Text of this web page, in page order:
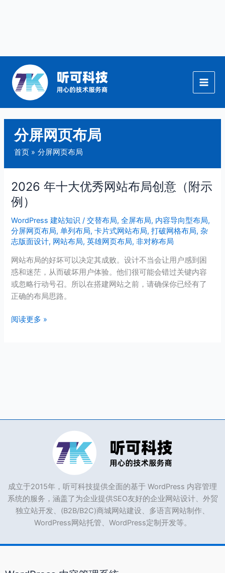
分屏网页布局
首页 分屏网页布局
2026 年十大优秀网站布局创意（附示
例）
WordPress 建站知识 /交替布局,全屏布局, 内容导向型布局,
分屏网页布局,单列布局,卡片式网站布局,打破网格布局,杂
志版面设计, 网站布局,英雄网页布局,非对称布局
网站布局的好坏可以决定其成败。设计不当会让用户感到困
惑和迷茫，从而破坏用户体验。他们很可能会错过关键内容
或忽略行动号召。所以在搭建网站之前，请确保你已经有了
正确的布局思路。
2026
年
十
大
优
秀
网
站
布
局
意
阅读更多 »
成立于2015年，听可科技提供全面的基于 WordPress 内容管理
系统的服务，涵盖了为企业提供SEO友好的企业网站设计、外贸
独立站开发、(B2B/B2C)商城网站建设、多语言网站制作、
WordPress网站托管、WordPress定制开发等。